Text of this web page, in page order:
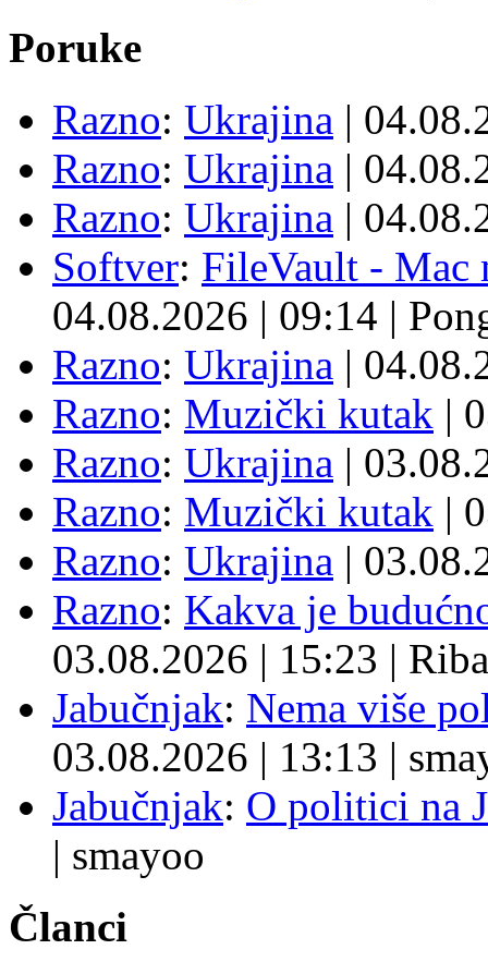
Poruke
Razno: Ukrajina |
Razno: Ukrajina |
Razno: Ukrajina |
Softver: FileVault - Mac
04.08.2026 | 09:14 |
Razno: Ukrajina |
Razno: Muzički kutak |
Razno: Ukrajina |
Razno: Muzički kutak |
Razno: Ukrajina |
Razno: Kakva je
03.08.2026 | 15:23 | Riba
Jabučnjak: Nema više
03.08.2026 | 13:13 |
Jabučnjak: O politici na
| smayoo
Članci